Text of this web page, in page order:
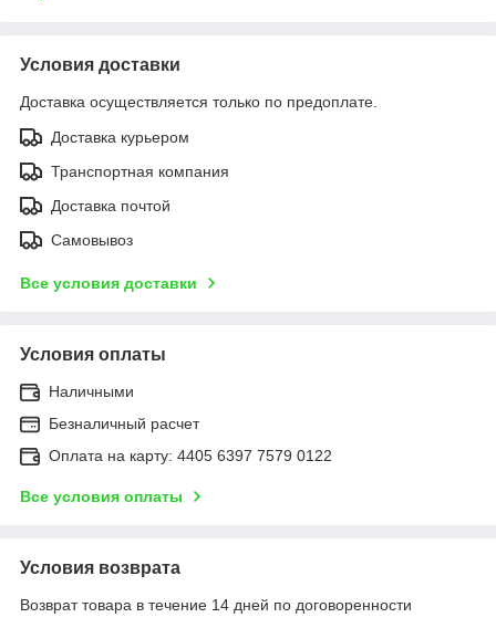
Условия доставки
Доставка осуществляется только по предоплате.
Доставка курьером
Транспортная компания
Доставка почтой
Самовывоз
Все условия доставки
Условия оплаты
Наличными
Безналичный расчет
Оплата на карту: 4405 6397 7579 0122
Все условия оплаты
Условия возврата
Возврат товара в течение 14 дней по договоренности